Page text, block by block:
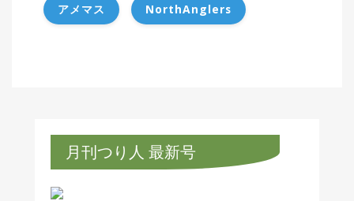
アメマス NorthAnglers
月刊つり人 最新号